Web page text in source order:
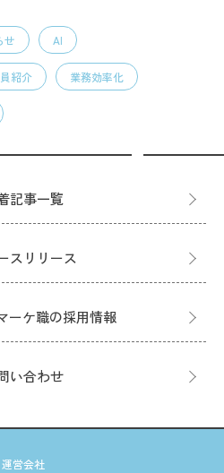
せ AI
紹介 業務効率化
記事一覧
スリリース
ーケ職の採用情報
い合わせ
運営会社